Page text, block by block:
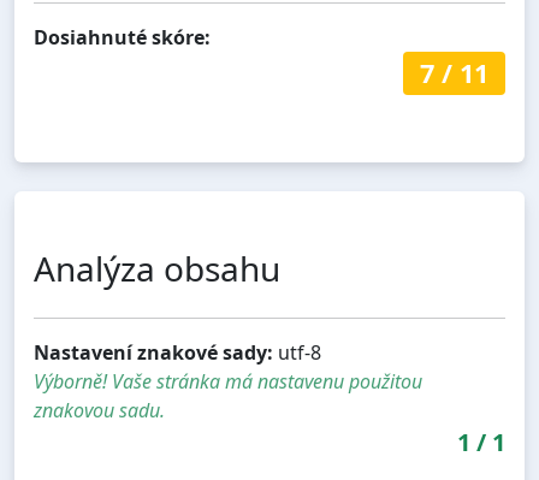
Dosiahnuté skóre:
7/ 11
Analýza obsahu
Nastavení znakové sady: utf-8
Výborně! Vaše stránka má nastavenu použitou
znakovou sadu.
1 / 1